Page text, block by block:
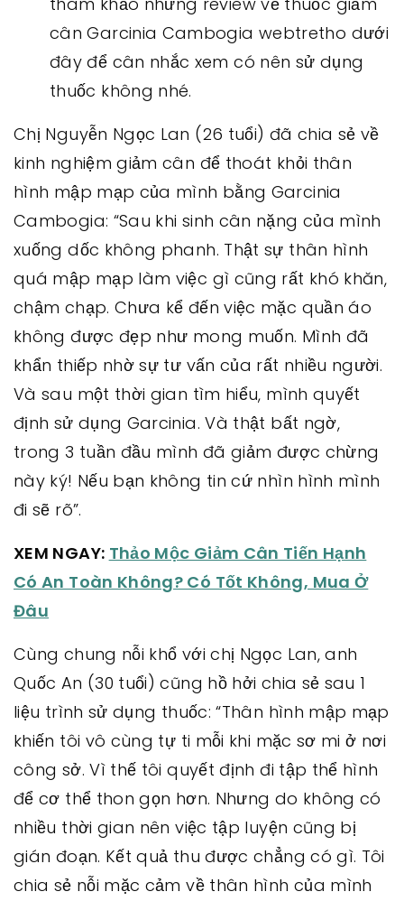
cân Garcinia Cambogia webtretho dưới
đây để cân nhắc xem có nên sử dụng
thuốc không nhé.
Chị Nguyễn Ngọc Lan (26 tuổi) đã chia sẻ về
kinh nghiệm giảm cân để thoát khỏi thân
hình mập mạp của mình bằng Garcinia
Cambogia: “Sau khi sinh cân nặng của mình
xuống dốc không phanh. Thật sự thân hình
quá mập mạp làm việc gì cũng rất khó khăn,
chậm chạp. Chưa kể đến việc mặc quần áo
không được đẹp như mong muốn. Mình đã
khẩn thiếp nhờ sự tư vấn của rất nhiều người.
Và sau một thời gian tìm hiểu, mình quyết
định sử dụng Garcinia. Và thật bất ngờ,
trong 3 tuần đầu mình đã giảm được chừng
này ký! Nếu bạn không tin cứ nhìn hình mình
đi sẽ rõ”.
XEM NGAY: Thảo Mộc Giảm Cân Tiến Hạnh
Có An Toàn Không? Có Tốt Không, Mua Ở
Đâu
Cùng chung nỗi khổ với chị Ngọc Lan, anh
Quốc An (30 tuổi) cũng hồ hởi chia sẻ sau 1
liệu trình sử dụng thuốc: “Thân hình mập mạp
khiến tôi vô cùng tự ti mỗi khi mặc sơ mi ở nơi
công sở. Vì thế tôi quyết định đi tập thể hình
để cơ thể thon gọn hơn. Nhưng do không có
nhiều thời gian nên việc tập luyện cũng bị
gián đoạn. Kết quả thu được chẳng có gì. Tôi
chia sẻ nỗi mặc cảm về thân hình của mình